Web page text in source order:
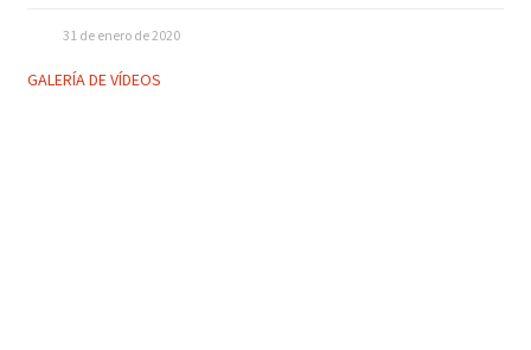
31 de enero de 2020
GALERÍA DE VÍDEOS